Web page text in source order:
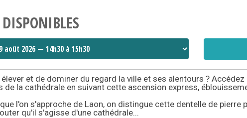
DISPONIBLES
élever et de dominer du regard la ville et ses alentours ?
de la cathédrale en suivant cette ascension express,
l'on s'approche de Laon, on distingue cette dentelle de pierre
qu'il s'agisse d'une cathédrale...